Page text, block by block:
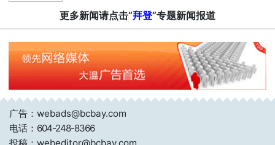
更多新闻请点击“拜登”专题新闻报道
广告：webads@bcbay.com
电话： 604-248-8366
投稿：webeditor@bcbay.com